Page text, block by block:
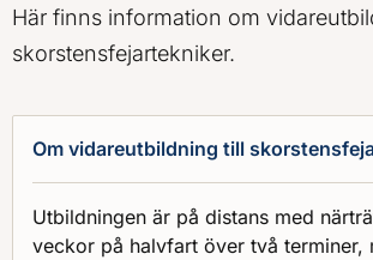
Här finns information om
skorstensfejartekniker.
Om vidareutbildning till
Utbildningen är på distans med
veckor på halvfart över två terminer,